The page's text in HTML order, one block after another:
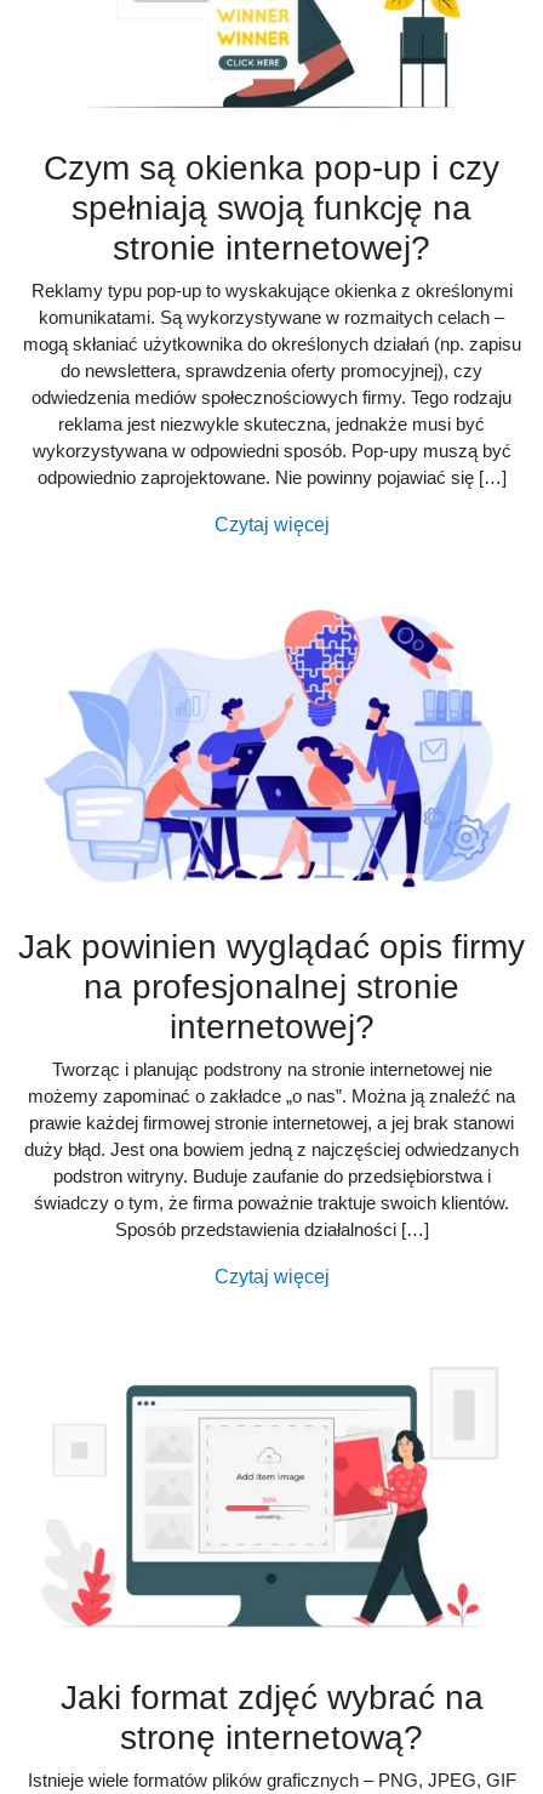
Czym są okienka pop-up i czy
spełniają swoją funkcję na
stronie internetowej?
Reklamy typu pop-up to wyskakujące okienka z określonymi
komunikatami. Są wykorzystywane w rozmaitych celach –
mogą skłaniać użytkownika do określonych działań (np. zapisu
do newslettera, sprawdzenia oferty promocyjnej), czy
odwiedzenia mediów społecznościowych firmy. Tego rodzaju
reklama jest niezwykle skuteczna, jednakże musi być
wykorzystywana w odpowiedni sposób. Pop-upy muszą być
odpowiednio zaprojektowane. Nie powinny pojawiać się […]
Czytaj więcej
Jak powinien wyglądać opis firmy
na profesjonalnej stronie
internetowej?
Tworząc i planując podstrony na stronie internetowej nie
możemy zapominać o zakładce „o nas”. Można ją znaleźć na
prawie każdej firmowej stronie internetowej, a jej brak stanowi
duży błąd. Jest ona bowiem jedną z najczęściej odwiedzanych
podstron witryny. Buduje zaufanie do przedsiębiorstwa i
świadczy o tym, że firma poważnie traktuje swoich klientów.
Sposób przedstawienia działalności […]
Czytaj więcej
Jaki format zdjęć wybrać na
stronę internetową?
Istnieje wiele formatów plików graficznych – PNG, JPEG, GIF